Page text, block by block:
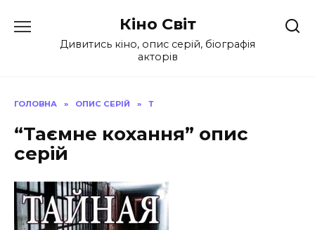
до
Кіно Світ
Дивитись кіно, опис серій, біографія
акторів
ГОЛОВНА » ОПИС СЕРІЙ » Т
“Таємне кохання” опис
серій